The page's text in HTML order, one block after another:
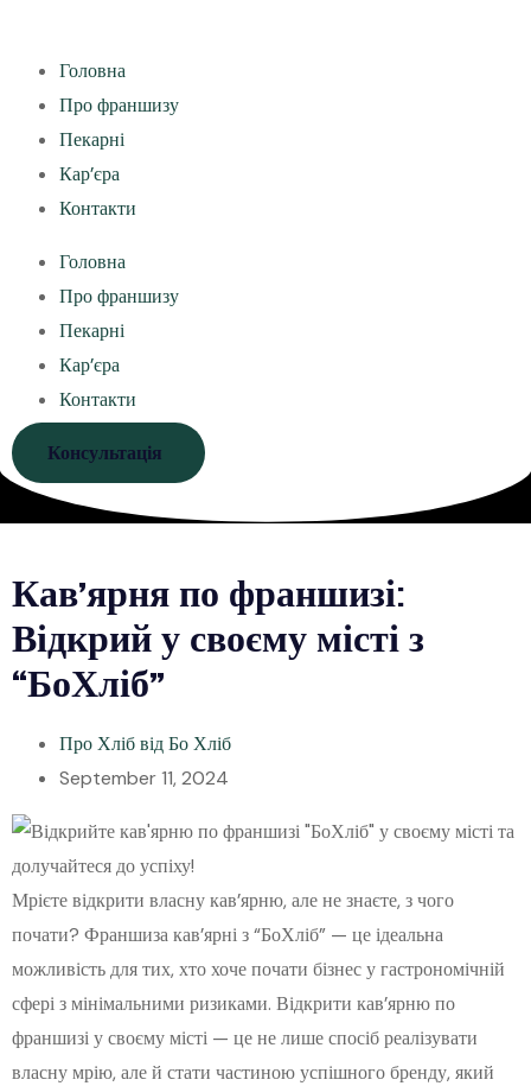
Головна
Про франшизу
Пекарні
Кар’єра
Контакти
Головна
Про франшизу
Пекарні
Кар’єра
Контакти
Консультація
Кав’ярня по франшизі:
Відкрий у своєму місті з
“БоХліб”
Про Хліб від Бо Хліб
September 11, 2024
Мрієте відкрити власну кав’ярню, але не знаєте, з чого
почати? Франшиза кав’ярні з “БоХліб” — це ідеальна
можливість для тих, хто хоче почати бізнес у гастрономічній
сфері з мінімальними ризиками. Відкрити кав’ярню по
франшизі у своєму місті — це не лише спосіб реалізувати
власну мрію, але й стати частиною успішного бренду, який